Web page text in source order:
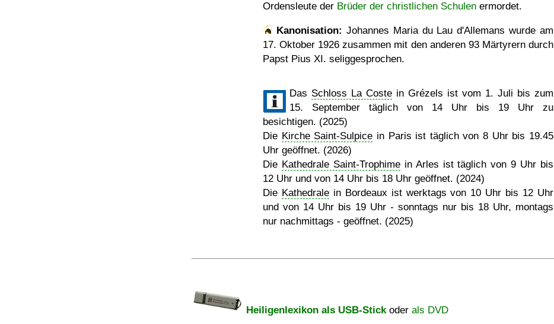
Ordensleute der Brüder der christlichen Schulen ermordet.
Kanonisation: Johannes Maria du Lau d'Allemans wurde am
17. Oktober 1926 zusammen mit den anderen 93 Märtyrern durch
Papst Pius XI. seliggesprochen.
Das Schloss La Coste in Grézels ist vom 1. Juli bis zum
15. September täglich von 14 Uhr bis 19 Uhr zu
besichtigen. (2025)
Die Kirche Saint-Sulpice in Paris ist täglich von 8 Uhr bis 19.45
Uhr geöffnet. (2026)
Die Kathedrale Saint-Trophimein Arles ist täglich von 9 Uhr bis
12 Uhr und von 14 Uhr bis 18 Uhr geöffnet. (2024)
Die Kathedralein Bordeaux ist werktags von 10 Uhr bis 12 Uhr
und von 14 Uhr bis 19 Uhr - sonntags nur bis 18 Uhr, montags
nur nachmittags - geöffnet. (2025)
Heiligenlexikon als USB-Stickoder als DVD